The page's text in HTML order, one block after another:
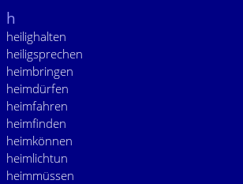
h
heilighalten
heiligsprechen
heimbringen
heimdürfen
heimfahren
heimfinden
heimkönnen
heimlichtun
heimmüssen